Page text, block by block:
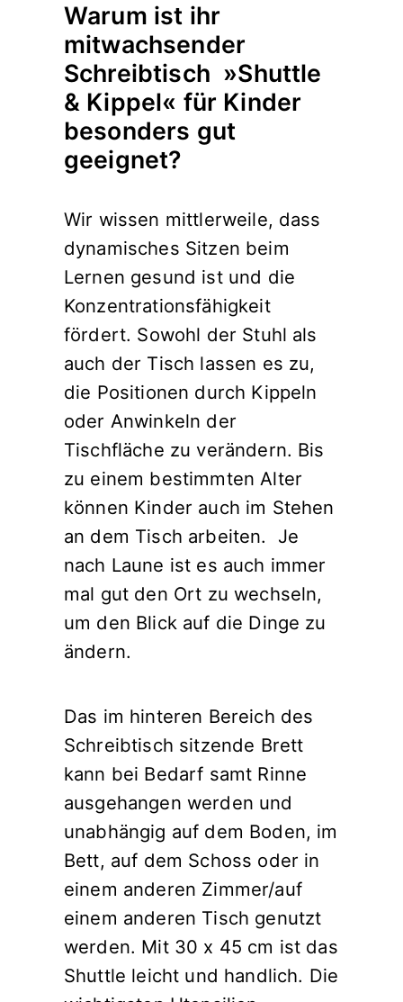
Warum ist ihr
mitwachsender
Schreibtisch »Shuttle
& Kippel« für Kinder
besonders gut
geeignet?
Wir wissen mittlerweile, dass
dynamisches Sitzen beim
Lernen gesund ist und die
Konzentrationsfähigkeit
fördert. Sowohl der Stuhl als
auch der Tisch lassen es zu,
die Positionen durch Kippeln
oder Anwinkeln der
Tischfläche zu verändern. Bis
zu einem bestimmten Alter
können Kinder auch im Stehen
an dem Tisch arbeiten. Je
nach Laune ist es auch immer
mal gut den Ort zu wechseln,
um den Blick auf die Dinge zu
ändern.
Das im hinteren Bereich des
Schreibtisch sitzende Brett
kann bei Bedarf samt Rinne
ausgehangen werden und
unabhängig auf dem Boden, im
Bett, auf dem Schoss oder in
einem anderen Zimmer/auf
einem anderen Tisch genutzt
werden. Mit 30 x 45 cm ist das
Shuttle leicht und handlich. Die